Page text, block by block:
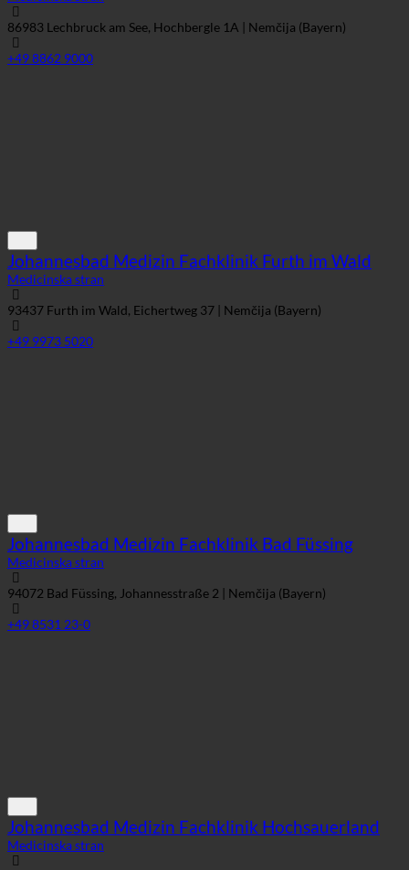
86983 Lechbruck am See, Hochbergle 1A | Nemčija (Bayern)
+49 8862 9000
Johannesbad Medizin Fachklinik Furth im Wald
Medicinska stran
93437 Furth im Wald, Eichertweg 37 | Nemčija (Bayern)
+49 9973 5020
Johannesbad Medizin Fachklinik Bad Füssing
Medicinska stran
94072 Bad Füssing, Johannesstraße 2 | Nemčija (Bayern)
+49 8531 23-0
Johannesbad Medizin Fachklinik Hochsauerland
Medicinska stran